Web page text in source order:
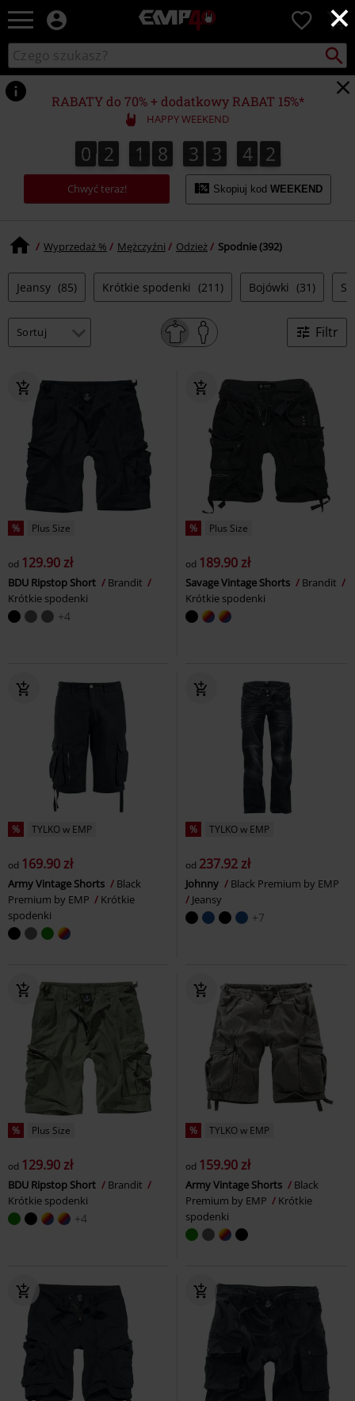
×
EMP
Merch
Fanów:
Muzyki,
Filmów,
Seriali
Gier
Moda
Alternatywna.
0
Wyszukaj
katalog
Szukaj
RABATY do 70% + dodatkowy RABAT 15%*
HAPPY WEEKEND
0
0 2
2 1
1 8
8 3
3 3
3 4
4 0
1
0
2
1
Chwyć teraz! Skopiuj kod WEEKEND
Wyprzedaż % Mężczyźni Odzież Spodnie (392)
Jeansy (85) Krótkie spodenki (211) Bojówki (31)
Filtr
% Plus Size
od 129.90 zł
BDU Ripstop Short
Brandit
Krótkie spodenki
+4
% Plus Size
od 189.90 zł
Savage Vintage Shorts
Brandit
Krótkie spodenki
% TYLKO w EMP
od 169.90 zł
Army Vintage Shorts
Black
Premium by EMP
Krótkie
spodenki
% TYLKO w EMP
od 237.92 zł
Johnny
Black Premium by EMP
Jeansy
+7
% Plus Size
od 129.90 zł
BDU Ripstop Short
Brandit
Krótkie spodenki
+4
% TYLKO w EMP
od 159.90 zł
Army Vintage Shorts
Black
Premium by EMP
Krótkie
spodenki